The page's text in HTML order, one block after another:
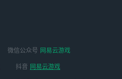
微信公众号 网易云游戏
抖音 网易云游戏